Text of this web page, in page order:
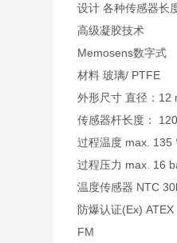
设计 各种传感器长
高级凝胶技术
Memosens数字式
材料 玻璃/ PTFE
外形尺寸 直径：12
传感器杆长度：
过程温度 max. 135
过程压力 max. 16
温度传感器 NTC
防爆认证(Ex) ATEX
FM